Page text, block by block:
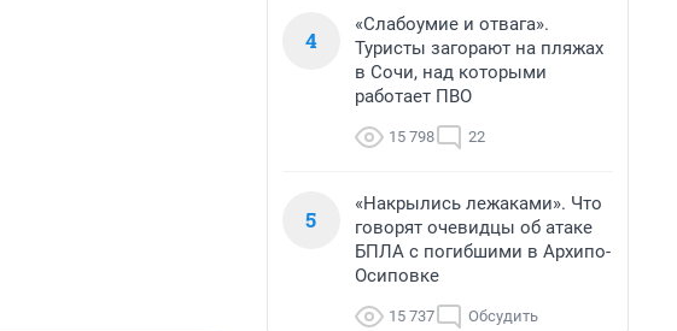
4
«Слабоумие и отвага».
Туристы загорают на пляжах
в Сочи, над которыми
работает ПВО
15 798 22
5
«Накрылись лежаками». Что
говорят очевидцы об атаке
БПЛА с погибшими в Архипо-
Осиповке
15 737 Обсудить